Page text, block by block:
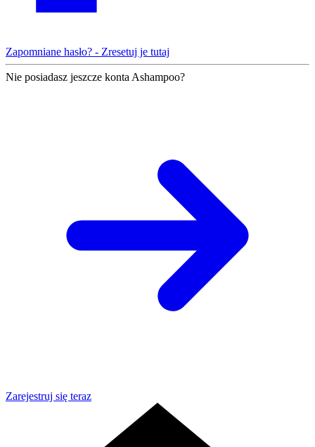
Zapomniane hasło? - Zresetuj je tutaj
Nie posiadasz jeszcze konta Ashampoo?
Zarejestruj się teraz